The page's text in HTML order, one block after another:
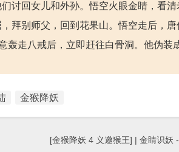
讨回女儿和外孙。悟空火眼金睛，看
拜别师父，回到花果山。悟空走后，
轰走八戒后，立即赶往白骨洞。他伪装
金猴降妖
[金猴降妖 4 义邀猴王] | 金睛识妖